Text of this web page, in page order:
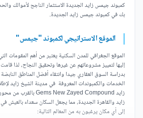
كمبوند جيمس زايد الجديدة الاستثمار الناجح لأموالك
بك في كمبوند جيمس زايد الجديدة.
الموقع الاستراتيجي لكمبوند "جيمس"
الموقع الجغرافي للمدن السكنية يعتبر من أهم المقومات
إليها لتمييز مشروعاتهم عن غيرها وتحقيق النجاح، لذا
بدراسة السوق العقاري جيدا وانتقاء أفضل المناطق النابضة
الخدمات والكمبوندات المعروفة في مدينة الشيخ زايد
زايد والقاهرة الجديدة، مما يجعل السكان سعداء بالعيش
إلى أي مكان يرغبون به من المعالم التالية: